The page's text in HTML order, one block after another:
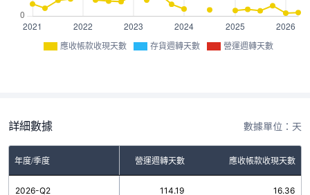
應收帳款收現天數 存貨週轉天數 營運週轉天數
詳細數據 數據單位：天
年度/季度
存貨週轉天數 營運週轉天數 應收帳款收現天數
2026-Q2 114.19 16.36